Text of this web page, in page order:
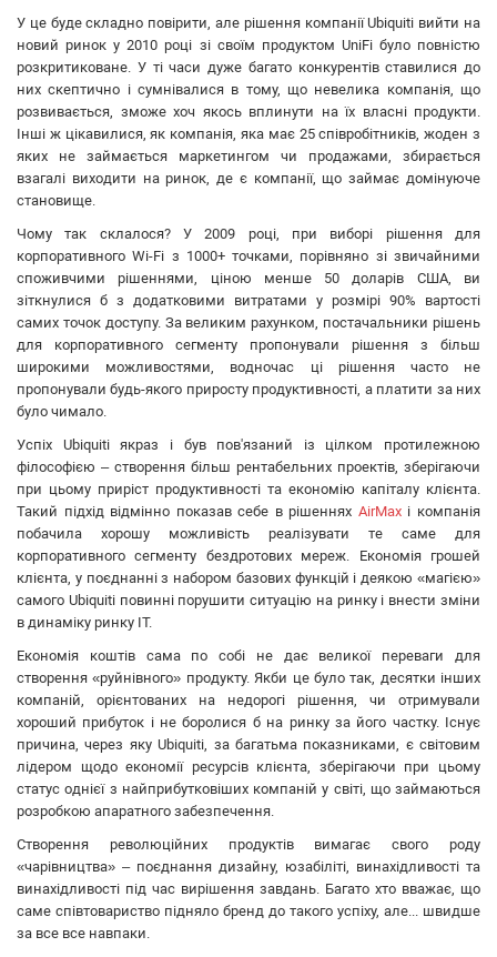
IMOU
DVP
Jilong
Reolink
Одескабель
ЗЗКМ
Netis
Fibaro
Logic Power
Furukawa
Signal Fire
Full Energy
VIA Security
Grandstream
Utepo
Yokogawa
Mercusys
Grandway
APC
OpenVox
Keenetic
У це буде складно повірити, але рішення компанії Ubiquiti вийти на
новий ринок у 2010 році зі своїм продуктом UniFi було повністю
розкритиковане. У ті часи дуже багато конкурентів ставилися до
них скептично і сумнівалися в тому, що невелика компанія, що
розвивається, зможе хоч якось вплинути на їх власні продукти.
Інші ж цікавилися, як компанія, яка має 25 співробітників, жоден з
яких не займається маркетингом чи продажами, збирається
взагалі виходити на ринок, де є компанії, що займає домінуюче
становище.
Чому так склалося? У 2009 році, при виборі рішення для
корпоративного Wi-Fi з 1000+ точками, порівняно зі звичайними
споживчими рішеннями, ціною менше 50 доларів США, ви
зіткнулися б з додатковими витратами у розмірі 90% вартості
самих точок доступу. За великим рахунком, постачальники рішень
для корпоративного сегменту пропонували рішення з більш
широкими можливостями, водночас ці рішення часто не
пропонували будь-якого приросту продуктивності, а платити за них
було чимало.
Успіх Ubiquiti якраз і був пов'язаний із цілком протилежною
філософією – створення більш рентабельних проектів, зберігаючи
при цьому приріст продуктивності та економію капіталу клієнта.
Такий підхід відмінно показав себе в рішеннях AirMaxі компанія
побачила хорошу можливість реалізувати те саме для
корпоративного сегменту бездротових мереж. Економія грошей
клієнта, у поєднанні з набором базових функцій і деякою «магією»
самого Ubiquiti повинні порушити ситуацію на ринку і внести зміни
в динаміку ринку IT.
Економія коштів сама по собі не дає великої переваги для
створення «руйнівного» продукту. Якби це було так, десятки інших
компаній, орієнтованих на недорогі рішення, чи отримували
хороший прибуток і не боролися б на ринку за його частку. Існує
причина, через яку Ubiquiti, за багатьма показниками, є світовим
лідером щодо економії ресурсів клієнта, зберігаючи при цьому
статус однієї з найприбутковіших компаній у світі, що займаються
розробкою апаратного забезпечення.
Створення революційних продуктів вимагає свого роду
«чарівництва» – поєднання дизайну, юзабіліті, винахідливості та
винахідливості під час вирішення завдань. Багато хто вважає, що
саме співтовариство підняло бренд до такого успіху, але... швидше
за все все навпаки.